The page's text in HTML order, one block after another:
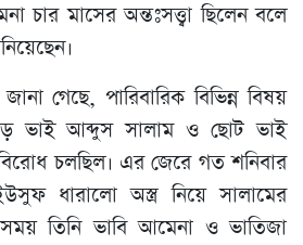
চার মাসের অন্তঃসত্ত্বা ছিলেন বলে
গেছে, পারিবারিক বিভিন্ন বিষয়
বড় ভাই আব্দুস সালাম ও ছোট ভাই
চলছিল। এর জেরে গত শনিবার
ধারালো অস্ত্র নিয়ে সালামের
তিনি ভাবি আমেনা ও ভাতিজা